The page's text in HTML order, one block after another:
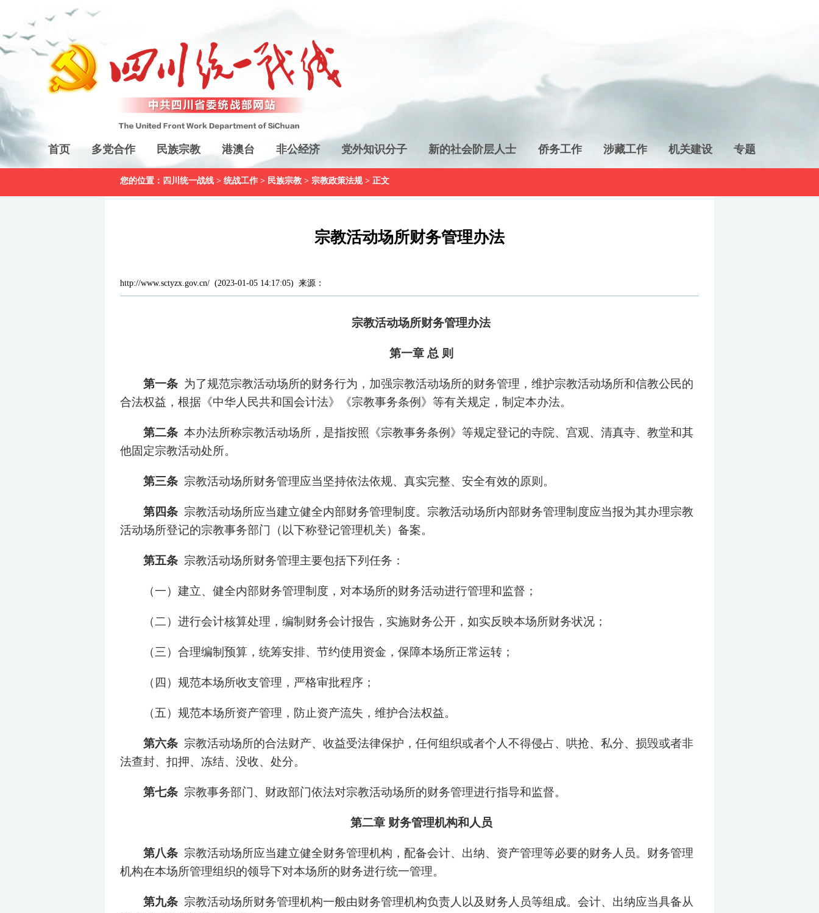
首页 多党合作 民族宗教 港澳台 非公经济 党外知识分子 新的社会阶层人士 侨务工作 涉藏工作 机关建设 专题
您的位置： 四川统一战线 > 统战工作 > 民族宗教 > 宗教政策法规> 正文
宗教活动场所财务管理办法
http://www.sctyzx.gov.cn/ (2023-01-05 14:17:05) 来源：
宗教活动场所财务管理办法
第一章 总 则
第一条 为了规范宗教活动场所的财务行为，加强宗教活动场所的财务管理，维护宗教活动场所和信教公民的
合法权益，根据《中华人民共和国会计法》《宗教事务条例》等有关规定，制定本办法。
第二条 本办法所称宗教活动场所，是指按照《宗教事务条例》等规定登记的寺院、宫观、清真寺、教堂和其
他固定宗教活动处所。
第三条 宗教活动场所财务管理应当坚持依法依规、真实完整、安全有效的原则。
第四条 宗教活动场所应当建立健全内部财务管理制度。宗教活动场所内部财务管理制度应当报为其办理宗教
活动场所登记的宗教事务部门（以下称登记管理机关）备案。
第五条 宗教活动场所财务管理主要包括下列任务：
（一）建立、健全内部财务管理制度，对本场所的财务活动进行管理和监督；
（二）进行会计核算处理，编制财务会计报告，实施财务公开，如实反映本场所财务状况；
（三）合理编制预算，统筹安排、节约使用资金，保障本场所正常运转；
（四）规范本场所收支管理，严格审批程序；
（五）规范本场所资产管理，防止资产流失，维护合法权益。
第六条 宗教活动场所的合法财产、收益受法律保护，任何组织或者个人不得侵占、哄抢、私分、损毁或者非
法查封、扣押、冻结、没收、处分。
第七条 宗教事务部门、财政部门依法对宗教活动场所的财务管理进行指导和监督。
第二章 财务管理机构和人员
第八条 宗教活动场所应当建立健全财务管理机构，配备会计、出纳、资产管理等必要的财务人员。财务管理
机构在本场所管理组织的领导下对本场所的财务进行统一管理。
第九条 宗教活动场所财务管理机构一般由财务管理机构负责人以及财务人员等组成。会计、出纳应当具备从